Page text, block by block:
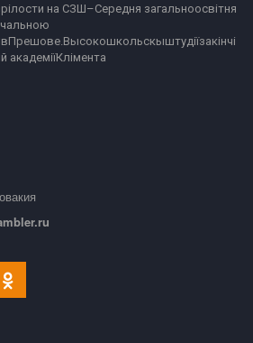
на СЗШ–Середня загальноосвітня
академіїКлімента